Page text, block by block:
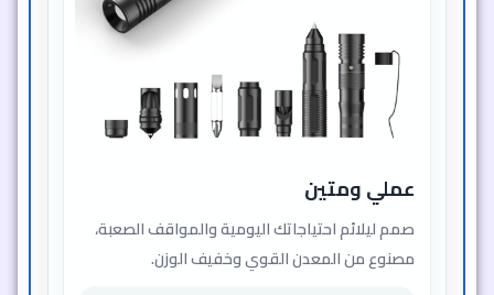
عملي ومتين
صمم ليلائم احتياجاتك اليومية والمواقف الصعبة،
مصنوع من المعدن القوي وخفيف الوزن.